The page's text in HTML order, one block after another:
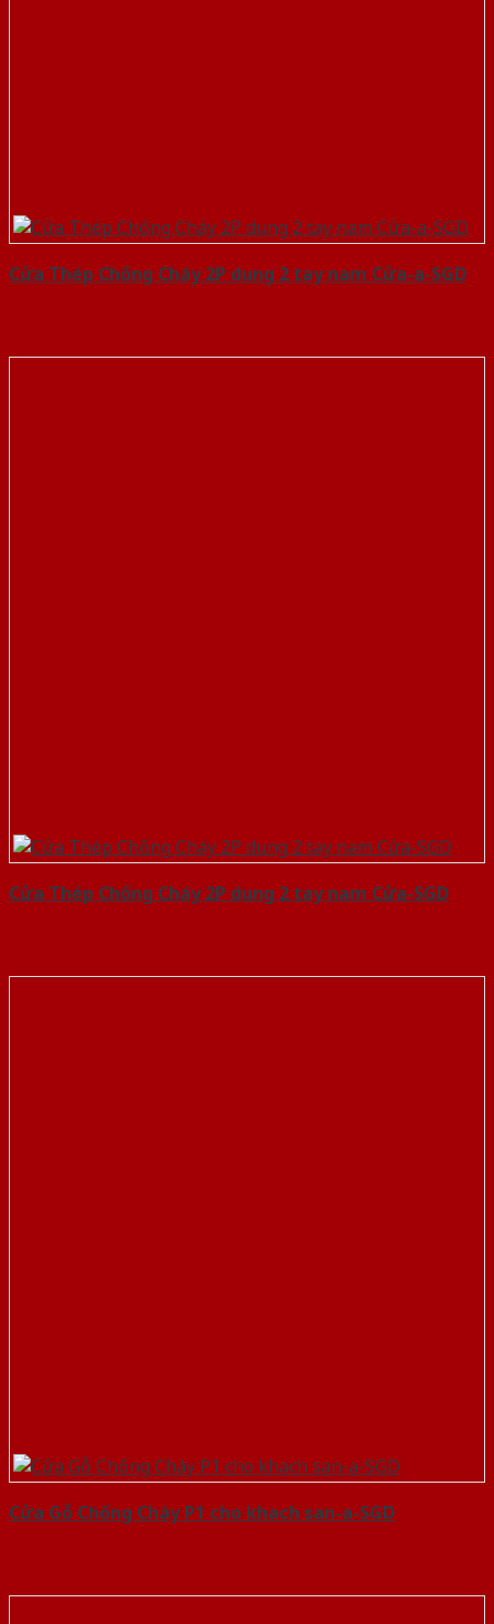
Cửa Thép Chống Cháy 2P dung 2 tay nam Cửa-a-SGD
Cửa Thép Chống Cháy 2P dung 2 tay nam Cửa-SGD
Cửa Gỗ Chống Cháy P1 cho khach san-a-SGD